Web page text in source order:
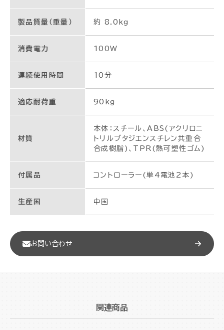
製品質量（重量） 約 8.0kg
消費電力 100W
連続使用時間 10分
適応耐荷重 90kg
材質
本体：スチール、ABS(アクリロニ
トリルブタジエンスチレン共重合
合成樹脂)、TPR(熱可塑性ゴム)
付属品 コントローラー(単4電池2本)
生産国 中国
お問い合わせ
関連商品